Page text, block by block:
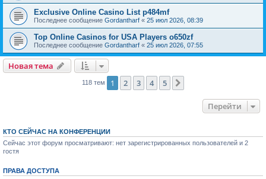
Exclusive Online Casino List p484mf
Последнее сообщение Gordantharf « 25 июл 2026, 08:39
Top Online Casinos for USA Players o650zf
Последнее сообщение Gordantharf « 25 июл 2026, 07:55
Новая тема
118 тем 1 2 3 4 5
Перейти
КТО СЕЙЧАС НА КОНФЕРЕНЦИИ
Сейчас этот форум просматривают: нет зарегистрированных пользователей и 2
гостя
ПРАВА ДОСТУПА